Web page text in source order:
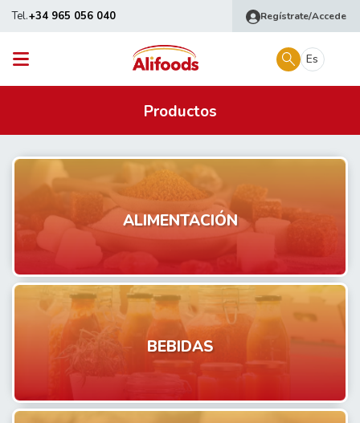
Tel.+34 965 056 040 Regístrate/Accede
Es
Productos
ALIMENTACIÓN
BEBIDAS